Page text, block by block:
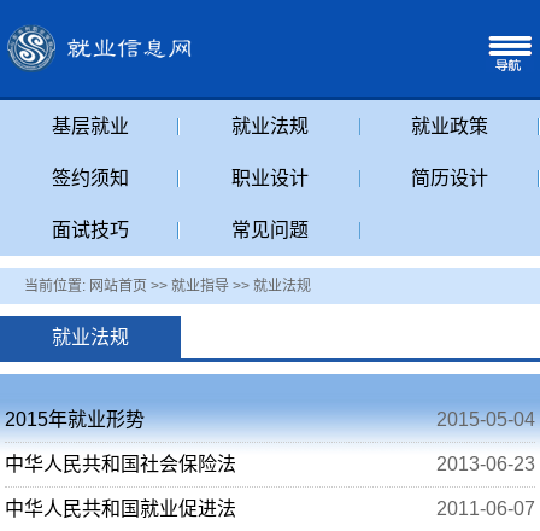
基层就业 就业法规 就业政策
签约须知 职业设计 简历设计
面试技巧 常见问题
当前位置: 网站首页 >> 就业指导 >> 就业法规
就业法规
2015年就业形势 2015-05-04
中华人民共和国社会保险法 2013-06-23
中华人民共和国就业促进法 2011-06-07